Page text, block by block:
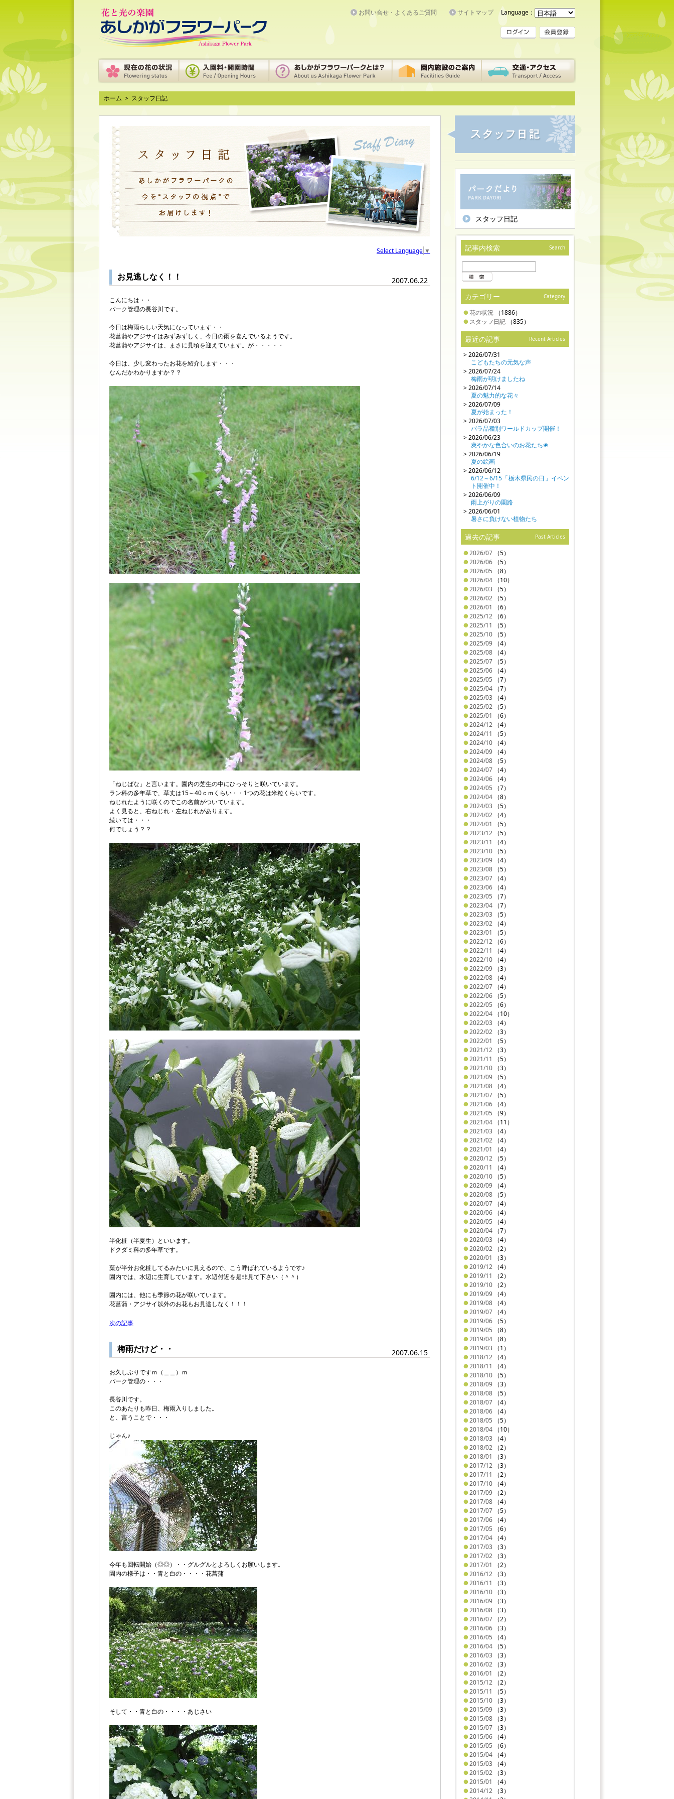
Language：
お問い合せ・よくあるご質問 サイトマップ
ホーム > スタッフ日記
スタッフ日記
Search
記事内検索
Category
カテゴリー
花の状況 （1886）
スタッフ日記 （835）
Recent Articles
最近の記事
> 2026/07/31
こどもたちの元気な声
> 2026/07/24
梅雨が明けましたね
> 2026/07/14
夏の魅力的な花々
> 2026/07/09
夏が始まった！
> 2026/07/03
バラ品種別ワールドカップ開催！
> 2026/06/23
爽やかな色合いのお花たち❀
> 2026/06/19
夏の絵画
> 2026/06/12
6/12～6/15「栃木県民の日」イベン
ト開催中！
> 2026/06/09
雨上がりの園路
> 2026/06/01
暑さに負けない植物たち
Past Articles
過去の記事
2026/07 （5）
2026/06 （5）
2026/05 （8）
2026/04 （10）
2026/03 （5）
2026/02 （5）
2026/01
（6）
2025/12 （6）
2025/11
（5）
2025/10 （5）
2025/09 （4）
2025/08 （4）
2025/07 （5）
2025/06 （4）
2025/05 （7）
2025/04 （7）
2025/03 （4）
2025/02 （5）
2025/01
（6）
2024/12 （4）
2024/11
（5）
2024/10 （4）
2024/09 （4）
2024/08 （5）
2024/07 （4）
2024/06 （4）
2024/05 （7）
2024/04 （8）
2024/03 （5）
2024/02 （4）
2024/01
（5）
2023/12 （5）
2023/11
（4）
2023/10 （5）
2023/09 （4）
2023/08 （5）
2023/07 （4）
2023/06 （4）
2023/05 （7）
2023/04 （7）
2023/03 （5）
2023/02 （4）
2023/01
（5）
2022/12 （6）
2022/11
（4）
2022/10 （4）
2022/09 （3）
2022/08 （4）
2022/07 （4）
2022/06 （5）
2022/05 （6）
2022/04 （10）
2022/03 （4）
2022/02 （3）
2022/01
（5）
2021/12 （3）
2021/11
（5）
2021/10 （3）
2021/09 （5）
2021/08 （4）
2021/07 （5）
2021/06 （4）
2021/05 （9）
2021/04 （11）
2021/03 （4）
2021/02 （4）
2021/01
（4）
2020/12 （5）
2020/11
（4）
2020/10 （5）
2020/09 （4）
2020/08 （5）
2020/07 （4）
2020/06 （4）
2020/05 （4）
2020/04 （7）
2020/03 （4）
2020/02 （2）
2020/01
（3）
2019/12 （4）
2019/11
（2）
2019/10 （2）
2019/09 （4）
2019/08 （4）
2019/07 （4）
2019/06 （5）
2019/05 （8）
2019/04 （8）
2019/03 （1）
2018/12 （4）
2018/11
（4）
2018/10 （5）
2018/09 （3）
2018/08 （5）
2018/07 （4）
2018/06 （4）
2018/05 （5）
2018/04 （10）
2018/03 （4）
2018/02 （2）
2018/01
（3）
2017/12 （3）
2017/11
（2）
2017/10 （4）
2017/09 （2）
2017/08 （4）
2017/07 （5）
2017/06 （4）
2017/05 （6）
2017/04 （4）
2017/03 （3）
2017/02 （3）
2017/01
（2）
2016/12 （3）
2016/11
（3）
2016/10 （3）
2016/09 （3）
2016/08 （3）
2016/07 （2）
2016/06 （3）
2016/05 （4）
2016/04 （5）
2016/03 （3）
2016/02 （3）
2016/01
（2）
2015/12 （2）
2015/11
（5）
2015/10 （3）
2015/09 （3）
2015/08 （3）
2015/07 （3）
2015/06 （4）
2015/05 （6）
2015/04 （4）
2015/03 （4）
2015/02 （3）
2015/01
（4）
2014/12 （3）
Select Language ▼
2007.06.22
お見逃しなく！！
こんにちは・・
パーク管理の長谷川です。
今日は梅雨らしい天気になっています・・
花菖蒲やアジサイはみずみずしく、今日の雨を喜んでいるようです。
花菖蒲やアジサイは、まさに見頃を迎えています。が・・・・・
今日は、少し変わったお花を紹介します・・・
なんだかわかりますか？？
「ねじばな」と言います。園内の芝生の中にひっそりと咲いています。
ラン科の多年草で、草丈は15～40ｃｍくらい・・1つの花は米粒くらいです。
ねじれたように咲くのでこの名前がついています。
よく見ると、右ねじれ・左ねじれがあります。
続いては・・・
何でしょう？？
半化粧（半夏生）といいます。
ドクダミ科の多年草です。
葉が半分お化粧してるみたいに見えるので、こう呼ばれているようです♪
園内では、水辺に生育しています。水辺付近を是非見て下さい（＾＾）
園内には、他にも季節の花が咲いています。
花菖蒲・アジサイ以外のお花もお見逃しなく！！！
次の記事
2007.06.15
梅雨だけど・・
お久しぶりですｍ（＿＿）ｍ
パーク管理の・・・
長谷川です。
このあたりも昨日、梅雨入りしました。
と、言うことで・・・
じゃん♪
今年も回転開始（◎◎）・・グルグルとよろしくお願いします。
園内の様子は・・青と白の・・・・花菖蒲
そして・・青と白の・・・・あじさい